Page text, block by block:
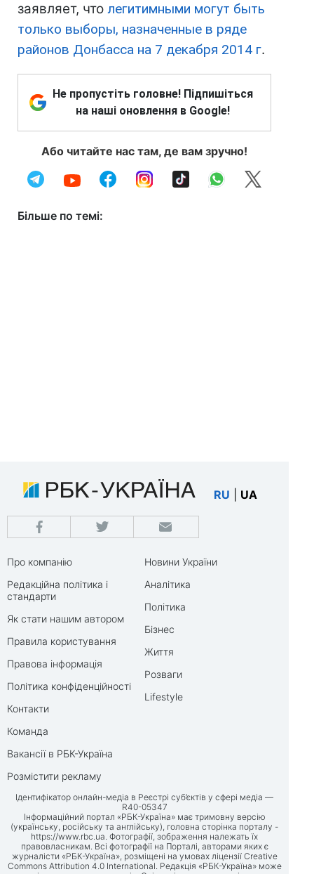
заявляет, что легитимными могут быть
только выборы, назначенные в ряде
районов Донбасса на 7 декабря 2014 г.
Не пропустіть головне! Підпишіться
на наші оновлення в Google!
Або читайте нас там, де вам зручно!
Більше по темі:
RU UA
Про компанію
Редакційна політика і
стандарти
Як стати нашим автором
Правила користування
Правова інформація
Політика конфіденційності
Контакти
Команда
Вакансії в РБК-Україна
Розмістити рекламу
Новини України
Аналітика
Політика
Бізнес
Життя
Розваги
Lifestyle
Ідентифікатор онлайн-медіа в Реєстрі суб’єктів у сфері медіа —
R40-05347
Інформаційний портал «РБК-Україна» має тримовну версію
(українську, російську та англійську), головна сторінка порталу -
https://www.rbc.ua. Фотографії, зображення належать їх
правовласникам. Всі фотографії на Порталі, авторами яких є
журналісти «РБК-Україна», розміщені на умовах ліцензії Creative
Commons Attribution 4.0 International. Редакція «РБК-Україна» може